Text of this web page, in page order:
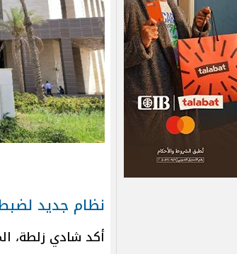
نظام جديد لضبط
أكد شادي زلطة،